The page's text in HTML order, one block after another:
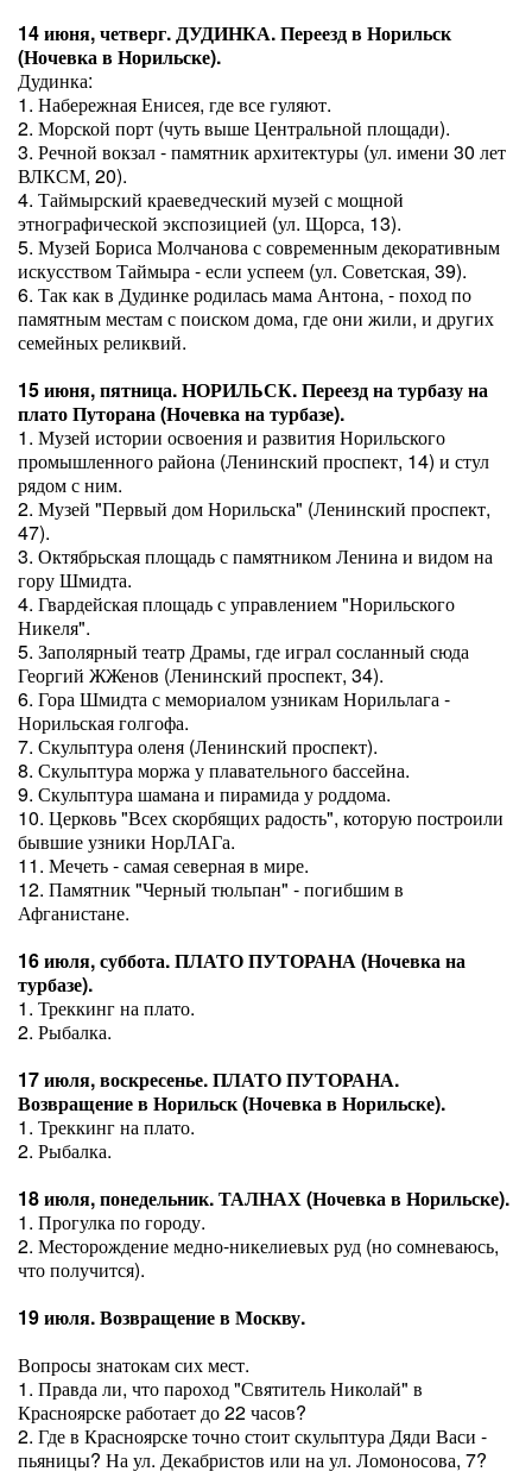
14 июня, четверг. ДУДИНКА. Переезд в Норильск
(Ночевка в Норильске).
Дудинка:
1. Набережная Енисея, где все гуляют.
2. Морской порт (чуть выше Центральной площади).
3. Речной вокзал - памятник архитектуры (ул. имени 30 лет
ВЛКСМ, 20).
4. Таймырский краеведческий музей с мощной
этнографической экспозицией (ул. Щорса, 13).
5. Музей Бориса Молчанова с современным декоративным
искусством Таймыра - если успеем (ул. Советская, 39).
6. Так как в Дудинке родилась мама Антона, - поход по
памятным местам с поиском дома, где они жили, и других
семейных реликвий.
15 июня, пятница. НОРИЛЬСК. Переезд на турбазу на
плато Путорана (Ночевка на турбазе).
1. Музей истории освоения и развития Норильского
промышленного района (Ленинский проспект, 14) и стул
рядом с ним.
2. Музей "Первый дом Норильска" (Ленинский проспект,
47).
3. Октябрьская площадь с памятником Ленина и видом на
гору Шмидта.
4. Гвардейская площадь с управлением "Норильского
Никеля".
5. Заполярный театр Драмы, где играл сосланный сюда
Георгий ЖЖенов (Ленинский проспект, 34).
6. Гора Шмидта с мемориалом узникам Норильлага -
Норильская голгофа.
7. Скульптура оленя (Ленинский проспект).
8. Скульптура моржа у плавательного бассейна.
9. Скульптура шамана и пирамида у роддома.
10. Церковь "Всех скорбящих радость", которую построили
бывшие узники НорЛАГа.
11. Мечеть - самая северная в мире.
12. Памятник "Черный тюльпан" - погибшим в
Афганистане.
16 июля, суббота. ПЛАТО ПУТОРАНА (Ночевка на
турбазе).
1. Треккинг на плато.
2. Рыбалка.
17 июля, воскресенье. ПЛАТО ПУТОРАНА.
Возвращение в Норильск (Ночевка в Норильске).
1. Треккинг на плато.
2. Рыбалка.
18 июля, понедельник. ТАЛНАХ (Ночевка в Норильске).
1. Прогулка по городу.
2. Месторождение медно-никелиевых руд (но сомневаюсь,
что получится).
19 июля. Возвращение в Москву.
Вопросы знатокам сих мест.
1. Правда ли, что пароход "Святитель Николай" в
Красноярске работает до 22 часов?
2. Где в Красноярске точно стоит скульптура Дяди Васи -
пьяницы? На ул. Декабристов или на ул. Ломоносова, 7?